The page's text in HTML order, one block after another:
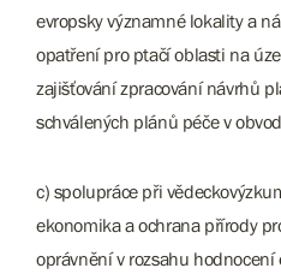
evropsky významné lokality a
opatření pro ptačí oblasti na
zajišťování zpracování návrhů
schválených plánů péče v
c) spolupráce při
ekonomika a ochrana přírody
oprávnění v rozsahu hodnocení